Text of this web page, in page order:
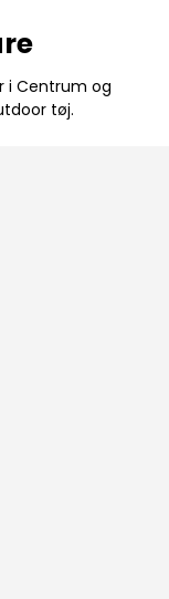
i Centrum og
tøj.